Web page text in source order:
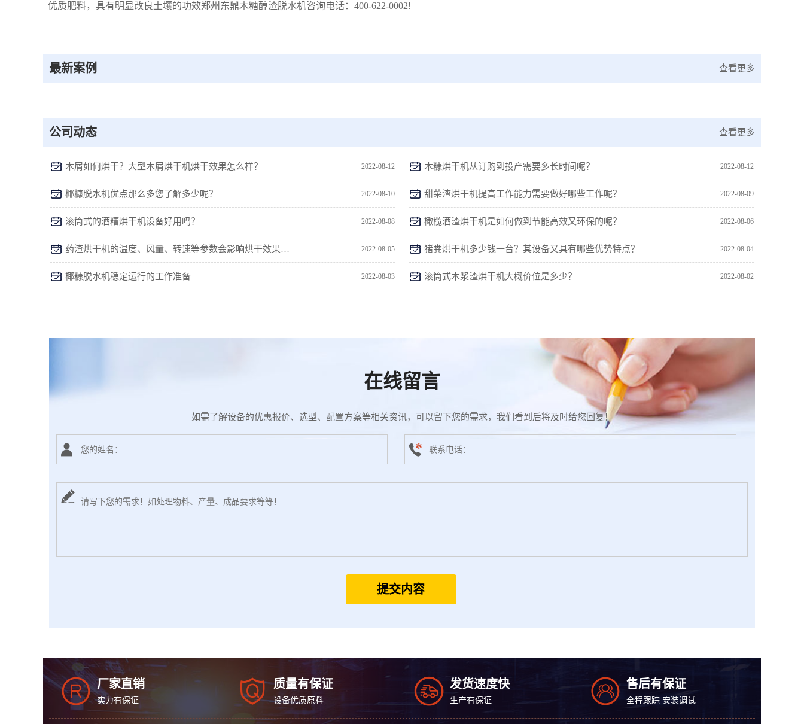
优质肥料，具有明显改良土壤的功效郑州东鼎木糖醇渣脱水机咨询电话：400-622-0002!
最新案例 查看更多
公司动态 查看更多
木屑如何烘干？大型木屑烘干机烘干效果怎么样？ 2022-08-12 木糠烘干机从订购到投产需要多长时间呢？ 2022-08-12
椰糠脱水机优点那么多您了解多少呢？ 2022-08-10 甜菜渣烘干机提高工作能力需要做好哪些工作呢？ 2022-08-09
滚筒式的酒糟烘干机设备好用吗？ 2022-08-08 橄榄酒渣烘干机是如何做到节能高效又环保的呢？ 2022-08-06
药渣烘干机的温度、风量、转速等参数会影响烘干效果吗？ 2022-08-05 猪粪烘干机多少钱一台？其设备又具有哪些优势特点？ 2022-08-04
椰糠脱水机稳定运行的工作准备 2022-08-03 滚筒式木浆渣烘干机大概价位是多少？ 2022-08-02
在线留言
如需了解设备的优惠报价、选型、配置方案等相关资讯，可以留下您的需求，我们看到后将及时给您回复！
提交内容
厂家直销
实力有保证
质量有保证
设备优质原料
发货速度快
生产有保证
售后有保证
全程跟踪 安装调试